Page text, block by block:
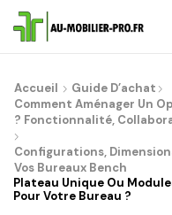
Accueil
Guide D’achat
Comment Aménager Un
? Fonctionnalité,
Configurations,
Vos Bureaux Bench
Plateau Unique Ou
Pour Votre Bureau ?